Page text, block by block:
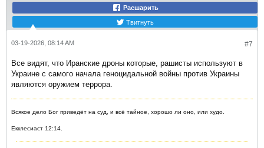
Расшарить
Твитнуть
#7
03-19-2026, 08:14 AM
Все видят, что Иранские дроны которые, рашисты используют в
Украине с самого начала геноцидальной войны против Украины
являются оружием террора.
Всякое дело Бог приведёт на суд, и всё тайное, хорошо ли оно, или худо.
Екклесиаст 12:14.